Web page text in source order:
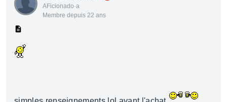
AFicionado·a
Membre depuis 22 ans